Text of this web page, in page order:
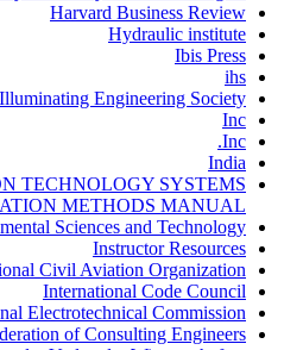
Harvard Business Review
Hydraulic institute
Ibis Press
ihs
Illuminating Engineering Society
Inc
Inc.
India
TECHNOLOGY SYSTEMS
METHODS MANUAL
Sciences and Technology
Instructor Resources
Civil Aviation Organization
International Code Council
Electrotechnical Commission
of Consulting Engineers